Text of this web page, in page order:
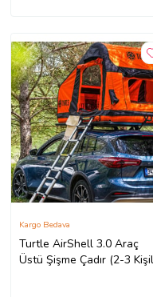
Turtle AirShell 3.0 Araç
Üstü Şişme Çadır (2-3
Kargo Bedava